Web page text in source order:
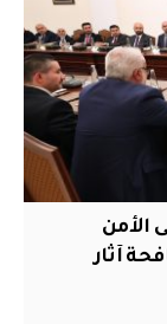
الأمن
آثار